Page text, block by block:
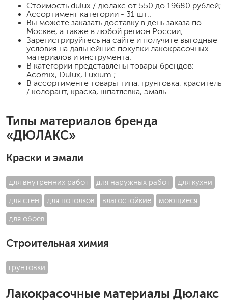
Стоимость dulux / дюлакс от 550 до 19680 рублей;
Ассортимент категории - 31 шт.;
Вы можете заказать доставку в день заказа по
Москве, а также в любой регион России;
Зарегистрируйтесь на сайте и получите выгодные
условия на дальнейшие покупки лакокрасочных
материалов и инструмента;
В категории представлены товары брендов:
Acomix, Dulux, Luxium ;
В ассортименте товары типа: грунтовка, краситель
/ колорант, краска, шпатлевка, эмаль .
Типы материалов бренда
«ДЮЛАКС»
Краски и эмали
для внутренних работ для наружных работ для кухни
для стен для потолков влагостойкие моющиеся
для обоев
Строительная химия
грунтовки
Лакокрасочные материалы Дюлакс